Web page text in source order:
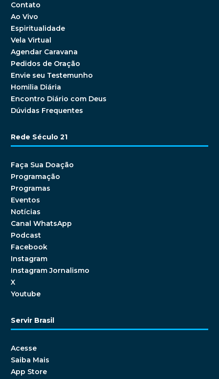
Contato
Ao Vivo
Espiritualidade
Vela Virtual
Agendar Caravana
Pedidos de Oração
Envie seu Testemunho
Homilia Diária
Encontro Diário com Deus
Dúvidas Frequentes
Rede Século 21
Faça Sua Doação
Programação
Programas
Eventos
Notícias
Canal WhatsApp
Podcast
Facebook
Instagram
Instagram Jornalismo
X
Youtube
Servir Brasil
Acesse
Saiba Mais
App Store